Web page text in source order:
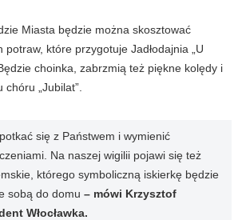
Miasta będzie można skosztować
które przygotuje Jadłodajnia „U
choinka, zabrzmią też piękne kolędy i
chóru „Jubilat”.
się z Państwem i wymienić
Na naszej wigilii pojawi się też
którego symboliczną iskierkę będzie
sobą do domu – mówi Krzysztof
Włocławka.